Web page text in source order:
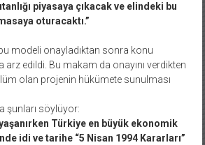
piyasaya çıkacak ve elindeki bu
oturacaktı.”
modeli onayladıktan sonra konu
arz edildi. Bu makam da onayını verdikten
olan projenin hükümete sunulması
şunları söylüyor:
Türkiye en büyük ekonomik
idi ve tarihe “5 Nisan 1994 Kararları”